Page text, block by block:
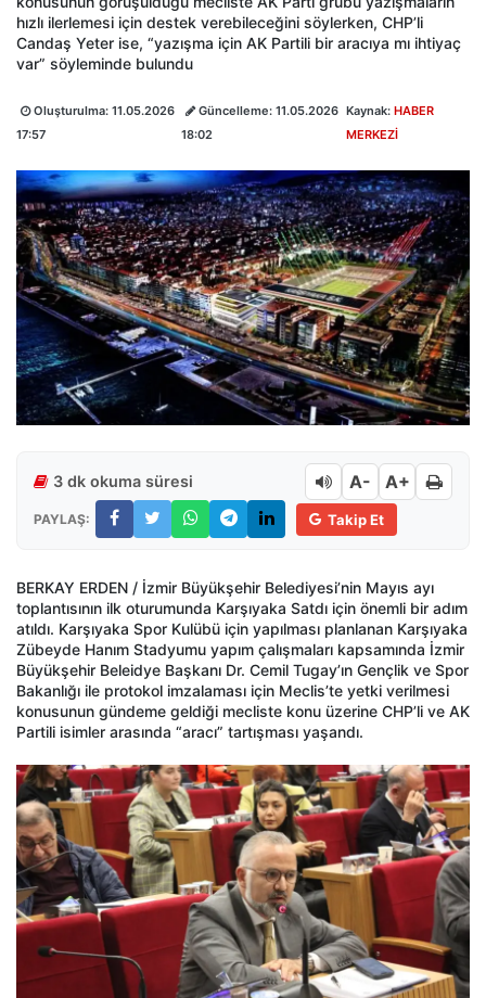
hızlı ilerlemesi için destek verebileceğini söylerken, CHP’li
Candaş Yeter ise, “yazışma için AK Partili bir aracıya mı ihtiyaç
var” söyleminde bulundu
Oluşturulma: 11.05.2026
17:57
Güncelleme: 11.05.2026
18:02
Kaynak:HABER
MERKEZİ
3 dk okuma süresi A- A+
PAYLAŞ: Takip Et
BERKAY ERDEN / İzmir Büyükşehir Belediyesi’nin Mayıs ayı
toplantısının ilk oturumunda Karşıyaka Satdı için önemli bir adım
atıldı. Karşıyaka Spor Kulübü için yapılması planlanan Karşıyaka
Zübeyde Hanım Stadyumu yapım çalışmaları kapsamında İzmir
Büyükşehir Beleidye Başkanı Dr. Cemil Tugay’ın Gençlik ve Spor
Bakanlığı ile protokol imzalaması için Meclis’te yetki verilmesi
konusunun gündeme geldiği mecliste konu üzerine CHP’li ve AK
Partili isimler arasında “aracı” tartışması yaşandı.